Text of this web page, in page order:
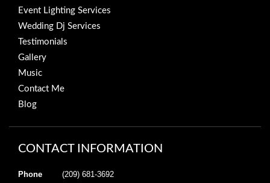
Event Lighting Services
Wedding Dj Services
Testimonials
Gallery
Music
Contact Me
Blog
CONTACT INFORMATION
Phone (209) 681-3692